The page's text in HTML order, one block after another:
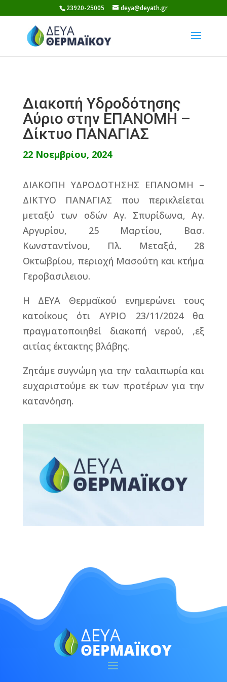
to
content
23920-25005 deya@deyath.gr
Διακοπή Υδροδότησης
Αύριο στην ΕΠΑΝΟΜΗ –
Δίκτυο ΠΑΝΑΓΙΑΣ
22 Νοεμβρίου, 2024
ΔΙΑΚΟΠΗ ΥΔΡΟΔΟΤΗΣΗΣ ΕΠΑΝΟΜΗ –
ΔΙΚΤΥΟ ΠΑΝΑΓΙΑΣ που περικλείεται
μεταξύ των οδών Αγ. Σπυρίδωνα, Αγ.
Αργυρίου, 25 Μαρτίου, Βασ.
Κωνσταντίνου, Πλ. Μεταξά, 28
Οκτωβρίου, περιοχή Μασούτη και κτήμα
Γεροβασιλειου.
Η ΔΕΥΑ Θερμαϊκού ενημερώνει τους
κατοίκους ότι ΑΥΡΙΟ 23/11/2024 θα
πραγματοποιηθεί διακοπή νερού, ,εξ
αιτίας έκτακτης βλάβης.
Ζητάμε συγνώμη για την ταλαιπωρία και
ευχαριστούμε εκ των προτέρων για την
κατανόηση.